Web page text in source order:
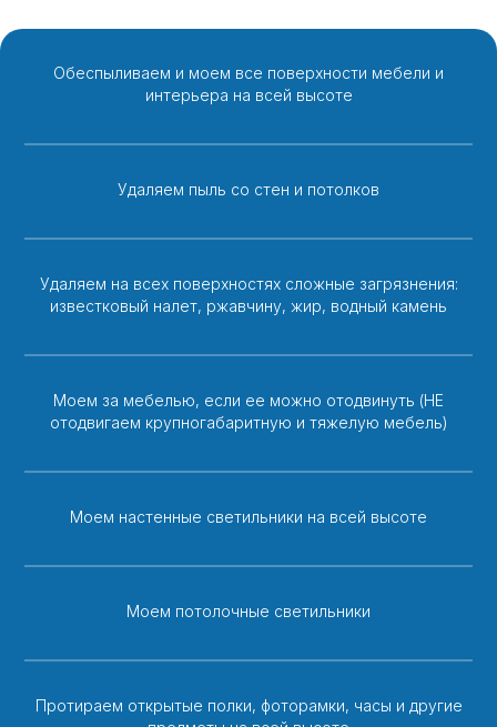
Обеспыливаем и моем все поверхности мебели и
интерьера на всей высоте
Удаляем пыль со стен и потолков
Удаляем на всех поверхностях сложные загрязнения:
известковый налет, ржавчину, жир, водный камень
Моем за мебелью, если ее можно отодвинуть (НЕ
отодвигаем крупногабаритную и тяжелую мебель)
Моем настенные светильники на всей высоте
Моем потолочные светильники
Протираем открытые полки, фоторамки, часы и другие